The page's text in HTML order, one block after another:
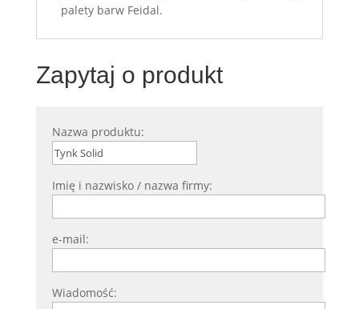
palety barw Feidal.
Zapytaj o produkt
Nazwa produktu:
Imię i nazwisko / nazwa firmy:
e-mail:
Wiadomość: